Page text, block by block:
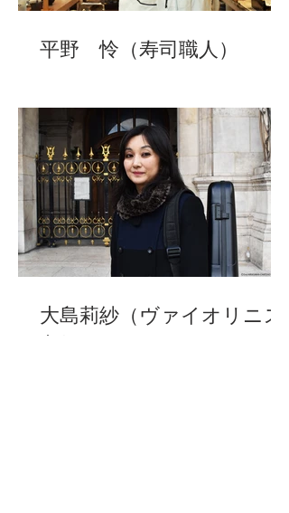
平野 怜（寿司職人）
大島莉紗（ヴァイオリニス
ト）